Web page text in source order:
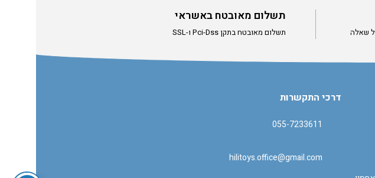
שאלה
תשלום מאובטח באשראי
תשלום מאובטח בתקן Pci-Dss ו-SSL
דרכי התקשרות
055-7233611
hilitoys.office@gmail.com